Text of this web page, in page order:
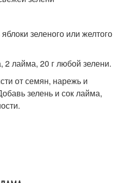
зеленого или желтого
2 лайма, 20 г любой зелени.
от семян, нарежь и
зелень и сок лайма,